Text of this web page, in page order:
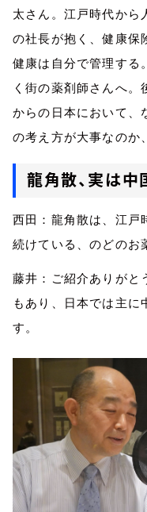
太さん。江戸時代から
の社長が抱く、健康
健康は自分で管理する
く街の薬剤師さんへ
からの日本において、
の考え方が大事なのか
龍角散、実は中
西田：龍角散は、江戸
続けている、のどのお
藤井： ご紹介ありがと
もあり、日本では主に
す。